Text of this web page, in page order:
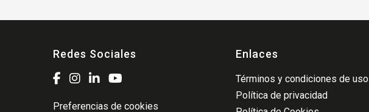
Redes Sociales
Preferencias de cookies
Enlaces
Términos y condiciones de uso
Política de privacidad